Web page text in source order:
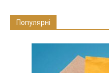
Популярні